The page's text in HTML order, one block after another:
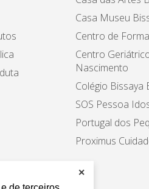
✕
Casa Museu
Centro de
Centro
Nascimento
Colégio Bissaya
SOS Pessoa
Portugal dos
Proximus